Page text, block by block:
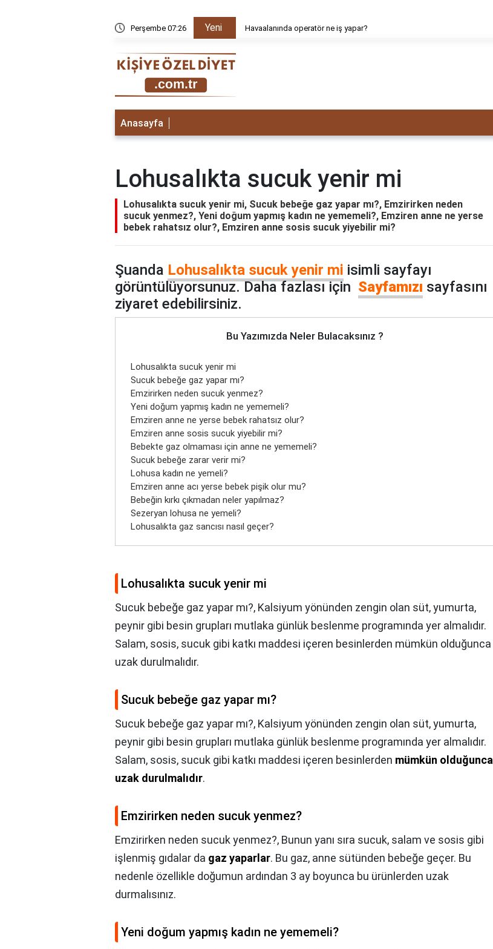
Perşembe 07:26 Yeni Havaalanında operatör ne iş yapar?
Anasayfa
Lohusalıkta sucuk yenir mi
Lohusalıkta sucuk yenir mi, Sucuk bebeğe gaz yapar mı?, Emzirirken neden
sucuk yenmez?, Yeni doğum yapmış kadın ne yememeli?, Emziren anne ne yerse
bebek rahatsız olur?, Emziren anne sosis sucuk yiyebilir mi?
Şuanda Lohusalıkta sucuk yenir mi isimli sayfayı
görüntülüyorsunuz. Daha fazlası için Sayfamızı sayfasını
ziyaret edebilirsiniz.
Bu Yazımızda Neler Bulacaksınız ?
Lohusalıkta sucuk yenir mi
Sucuk bebeğe gaz yapar mı?
Emzirirken neden sucuk yenmez?
Yeni doğum yapmış kadın ne yememeli?
Emziren anne ne yerse bebek rahatsız olur?
Emziren anne sosis sucuk yiyebilir mi?
Bebekte gaz olmaması için anne ne yememeli?
Sucuk bebeğe zarar verir mi?
Lohusa kadın ne yemeli?
Emziren anne acı yerse bebek pişik olur mu?
Bebeğin kırkı çıkmadan neler yapılmaz?
Sezeryan lohusa ne yemeli?
Lohusalıkta gaz sancısı nasıl geçer?
Lohusalıkta sucuk yenir mi
Sucuk bebeğe gaz yapar mı?, Kalsiyum yönünden zengin olan süt, yumurta,
peynir gibi besin grupları mutlaka günlük beslenme programında yer almalıdır.
Salam, sosis, sucuk gibi katkı maddesi içeren besinlerden mümkün olduğunca
uzak durulmalıdır.
Sucuk bebeğe gaz yapar mı?
Sucuk bebeğe gaz yapar mı?, Kalsiyum yönünden zengin olan süt, yumurta,
peynir gibi besin grupları mutlaka günlük beslenme programında yer almalıdır.
Salam, sosis, sucuk gibi katkı maddesi içeren besinlerden mümkün olduğunca
uzak durulmalıdır.
Emzirirken neden sucuk yenmez?
Emzirirken neden sucuk yenmez?, Bunun yanı sıra sucuk, salam ve sosis gibi
işlenmiş gıdalar da gaz yaparlar. Bu gaz, anne sütünden bebeğe geçer. Bu
nedenle özellikle doğumun ardından 3 ay boyunca bu ürünlerden uzak
durmalısınız.
Yeni doğum yapmış kadın ne yememeli?